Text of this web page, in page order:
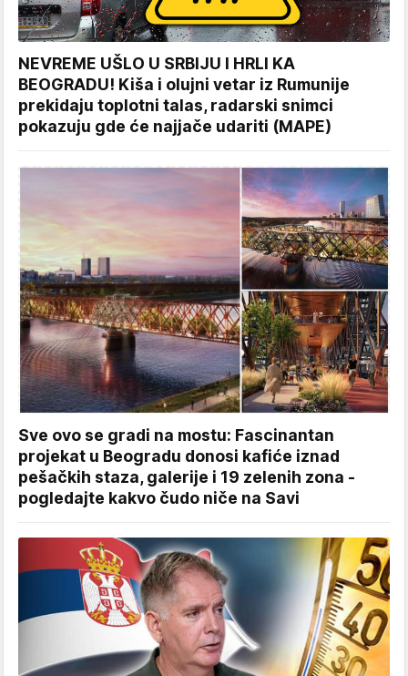
NEVREME UŠLO U SRBIJU I HRLI KA
BEOGRADU! Kiša i olujni vetar iz Rumunije
prekidaju toplotni talas, radarski snimci
pokazuju gde će najjače udariti (MAPE)
Sve ovo se gradi na mostu: Fascinantan
projekat u Beogradu donosi kafiće iznad
pešačkih staza, galerije i 19 zelenih zona -
pogledajte kakvo čudo niče na Savi